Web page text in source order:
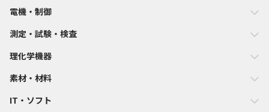
電機・制御
測定・試験・検査
理化学機器
素材・材料
IT・ソフト